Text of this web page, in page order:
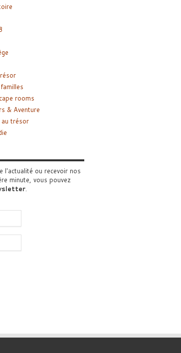
rooms
& Aventure
au trésor
l'actualité ou recevoir nos
minute, vous pouvez
.